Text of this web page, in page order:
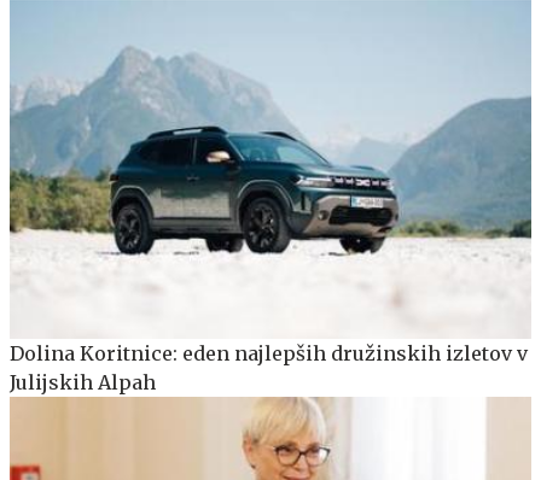
Dolina Koritnice: eden najlepših družinskih izletov v
Julijskih Alpah